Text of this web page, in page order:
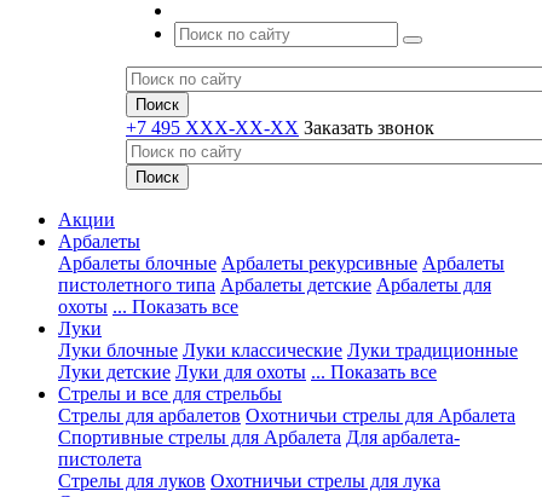
+7 495 XXX-XX-XX Заказать звонок
Акции
Арбалеты
Арбалеты блочные Арбалеты рекурсивные Арбалеты
пистолетного типа Арбалеты детские Арбалеты для
охоты ... Показать все
Луки
Луки блочные Луки классические Луки традиционные
Луки детские Луки для охоты ... Показать все
Стрелы и все для стрельбы
Стрелы для арбалетов Охотничьи стрелы для Арбалета
Спортивные стрелы для Арбалета Для арбалета-
пистолета
Стрелы для луков Охотничьи стрелы для лука